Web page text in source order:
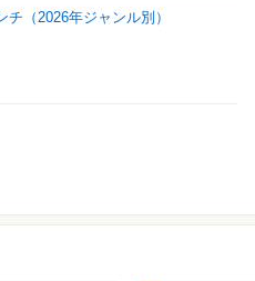
（2026年ジャンル別）